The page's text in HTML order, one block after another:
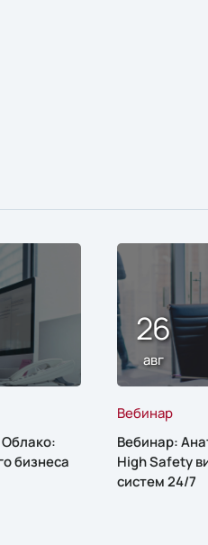
бизнеса
26
авг
Вебинар
Вебинар:
High Safety
систем 24/7